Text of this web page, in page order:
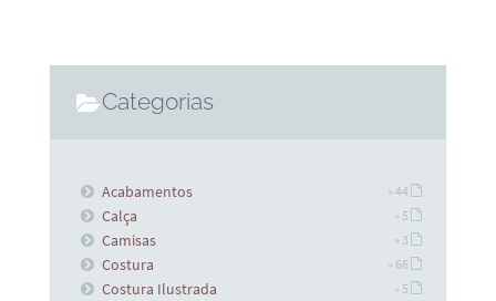
Categorias
Acabamentos » 44
Calça » 5
Camisas » 3
Costura » 66
Costura Ilustrada » 5